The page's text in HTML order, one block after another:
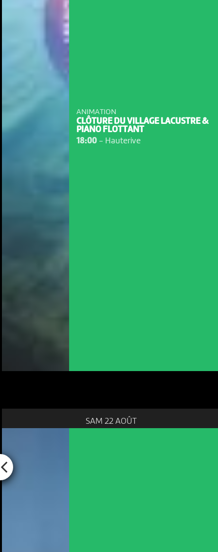
ANIMATION
CLÔTURE DU VILLAGE LACUSTRE &
PIANO FLOTTANT
18:00- Hauterive
SAM 22 AOÛT